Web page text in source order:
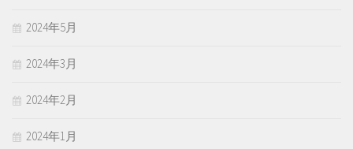
2024年5月
2024年3月
2024年2月
2024年1月